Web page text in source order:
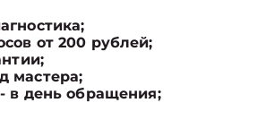
от 200 рублей;
мастера;
в день обращения;